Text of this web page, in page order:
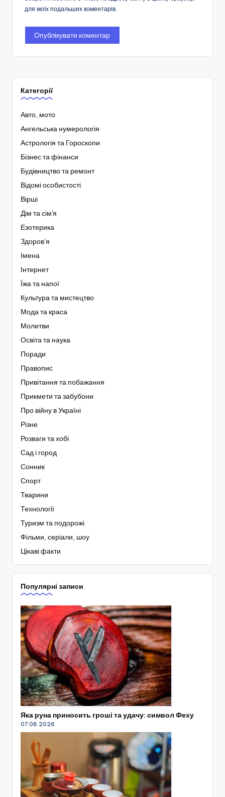
для моїх подальших коментарів.
Категорії
Авто, мото
Ангельська нумерологія
Астрологія та Гороскопи
Бізнес та фінанси
Будівництво та ремонт
Відомі особистості
Вірші
Дім та сім'я
Езотерика
Здоров’я
Імена
Інтернет
Їжа та напої
Культура та мистецтво
Мода та краса
Молитви
Освіта та наука
Поради
Правопис
Привітання та побажання
Прикмети та забубони
Про війну в Україні
Різне
Розваги та хобі
Сад і город
Сонник
Спорт
Тварини
Технології
Туризм та подорожі
Фільми, серіали, шоу
Цікаві факти
Популярні записи
Яка руна приносить гроші та удачу: символ Феху
07.08.2026